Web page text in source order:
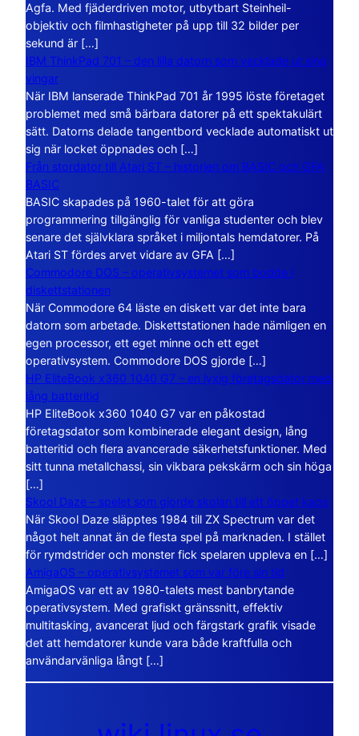
Agfa. Med fjäderdriven motor, utbytbart Steinheil-
objektiv och filmhastigheter på upp till 32 bilder per
sekund är […]
IBM ThinkPad 701 – den lilla datorn som vecklade ut sina
vingar
När IBM lanserade ThinkPad 701 år 1995 löste företaget
problemet med små bärbara datorer på ett spektakulärt
sätt. Datorns delade tangentbord vecklade automatiskt ut
sig när locket öppnades och […]
Från stordator till Atari ST – historien om BASIC och GFA
BASIC
BASIC skapades på 1960-talet för att göra
programmering tillgänglig för vanliga studenter och blev
senare det självklara språket i miljontals hemdatorer. På
Atari ST fördes arvet vidare av GFA […]
Commodore DOS – operativsystemet som bodde i
diskettstationen
När Commodore 64 läste en diskett var det inte bara
datorn som arbetade. Diskettstationen hade nämligen en
egen processor, ett eget minne och ett eget
operativsystem. Commodore DOS gjorde […]
HP EliteBook x360 1040 G7 – en lyxig företagsdator med
lång batteritid
HP EliteBook x360 1040 G7 var en påkostad
företagsdator som kombinerade elegant design, lång
batteritid och flera avancerade säkerhetsfunktioner. Med
sitt tunna metallchassi, sin vikbara pekskärm och sin höga
[…]
Skool Daze – spelet som gjorde skolan till ett öppet kaos
När Skool Daze släpptes 1984 till ZX Spectrum var det
något helt annat än de flesta spel på marknaden. I stället
för rymdstrider och monster fick spelaren uppleva en […]
AmigaOS – operativsystemet som var före sin tid
AmigaOS var ett av 1980-talets mest banbrytande
operativsystem. Med grafiskt gränssnitt, effektiv
multitasking, avancerat ljud och färgstark grafik visade
det att hemdatorer kunde vara både kraftfulla och
användarvänliga långt […]